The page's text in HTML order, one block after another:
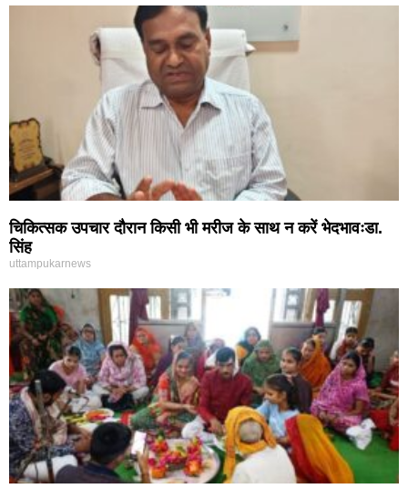
चिकित्सक उपचार दौरान किसी भी मरीज के साथ न करें भेदभावःडा.
सिंह
uttampukarnews